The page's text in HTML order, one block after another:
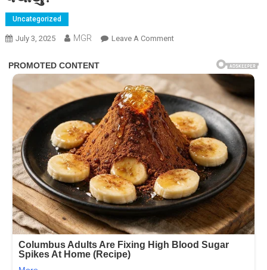
Uncategorized
July 3, 2025 MGR Leave A CommentOn
સાથે
મળીને
સોનાક્ષીની
મિલકત
હડપ
કરી?
25
કરોડનું
ઘર
કેમ
વેચાયું?